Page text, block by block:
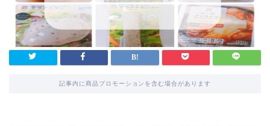
記事内に商品プロモーションを含む場合があります